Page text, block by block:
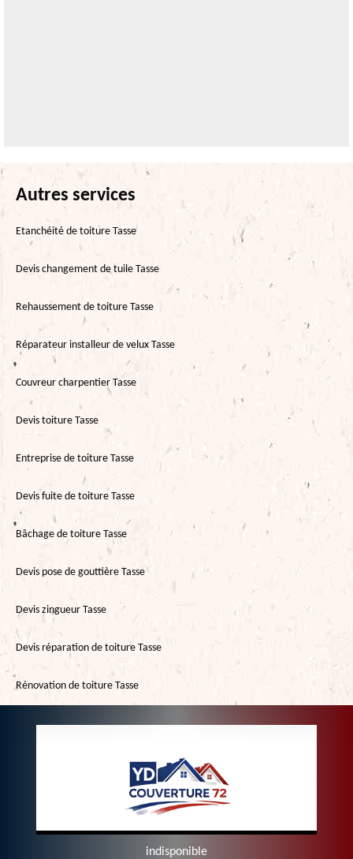
Autres services
Etanchéité de toiture Tasse
Devis changement de tuile Tasse
Rehaussement de toiture Tasse
Réparateur installeur de velux Tasse
Couvreur charpentier Tasse
Devis toiture Tasse
Entreprise de toiture Tasse
Devis fuite de toiture Tasse
Bâchage de toiture Tasse
Devis pose de gouttière Tasse
Devis zingueur Tasse
Devis réparation de toiture Tasse
Rénovation de toiture Tasse
indisponible